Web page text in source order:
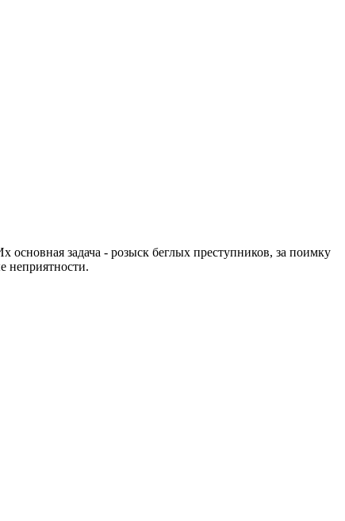
задача - розыск беглых преступников, за поимку
неприятности.